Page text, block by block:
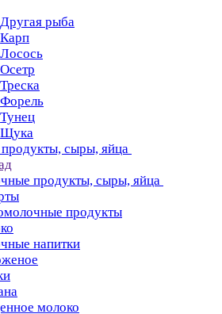
Другая рыба
Карп
Лосось
Осетр
Треска
Форель
Тунец
Щука
сыры, яйца
продукты, сыры, яйца
продукты
напитки
молоко